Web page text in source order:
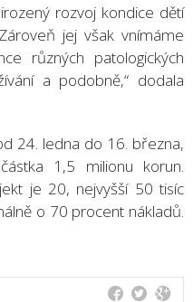
rozvoj kondice dětí
jej však vnímáme
různých patologických
a podobně,“ dodala
24. ledna do 16. března,
1,5 milionu korun.
je 20, nejvyšší 50 tisíc
o 70 procent nákladů.